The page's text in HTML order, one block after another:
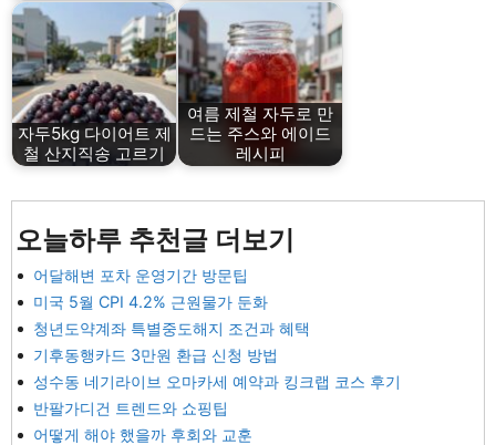
자두5kg 다이어트 제
철 산지직송 고르기
여름 제철 자두로 만
드는 주스와 에이드
레시피
오늘하루 추천글 더보기
어달해변 포차 운영기간 방문팁
미국 5월 CPI 4.2% 근원물가 둔화
청년도약계좌 특별중도해지 조건과 혜택
기후동행카드 3만원 환급 신청 방법
성수동 네기라이브 오마카세 예약과 킹크랩 코스 후기
반팔가디건 트렌드와 쇼핑팁
어떻게 해야 했을까 후회와 교훈